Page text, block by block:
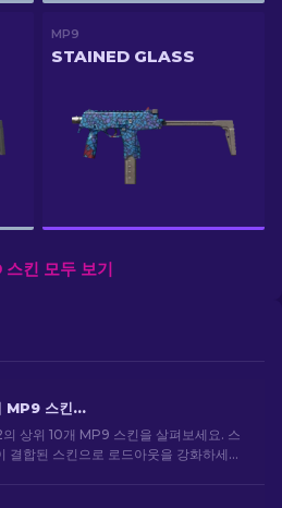
MP9
STAINED GLASS
킨 모두 보기
CS2 최고의 MP9 스킨: 에디터의 선택 [2026]
상위 10개 MP9 스킨을 살펴보세요. 스
결합된 스킨으로 로드아웃을 강화하세요.